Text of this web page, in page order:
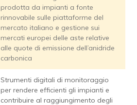
prodotta da impianti a fonte
rinnovabile sulle piattaforme del
mercato italiano e gestione sui
mercati europei delle aste relative
alle quote di emissione dell’anidride
carbonica
Strumenti digitali di monitoraggio
per rendere efficienti gli impianti e
contribuire al raggiungimento degli